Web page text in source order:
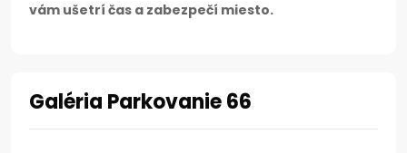
vám ušetrí čas a zabezpečí miesto.
Galéria Parkovanie 66